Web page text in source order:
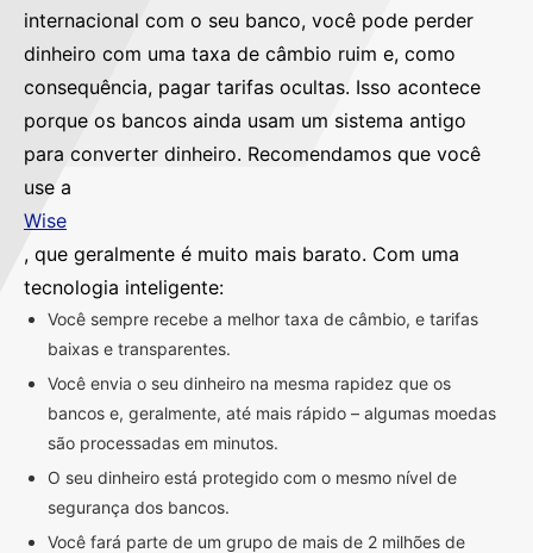
internacional com o seu banco, você pode perder
dinheiro com uma taxa de câmbio ruim e, como
consequência, pagar tarifas ocultas. Isso acontece
porque os bancos ainda usam um sistema antigo
para converter dinheiro. Recomendamos que você
use a
Wise
, que geralmente é muito mais barato. Com uma
tecnologia inteligente:
Você sempre recebe a melhor taxa de câmbio, e tarifas
baixas e transparentes.
Você envia o seu dinheiro na mesma rapidez que os
bancos e, geralmente, até mais rápido – algumas moedas
são processadas em minutos.
O seu dinheiro está protegido com o mesmo nível de
segurança dos bancos.
Você fará parte de um grupo de mais de 2 milhões de